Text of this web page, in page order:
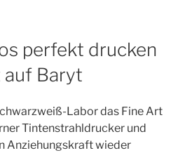
perfekt drucken
auf Baryt
Labor das Fine Art
Tintenstrahldrucker und
Anziehungskraft wieder